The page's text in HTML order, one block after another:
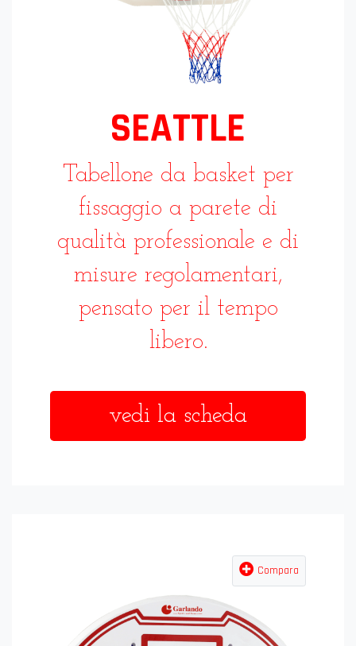
SEATTLE
Tabellone da basket per
fissaggio a parete di
qualità professionale e di
misure regolamentari,
pensato per il tempo
libero.
vedi la scheda
Compara